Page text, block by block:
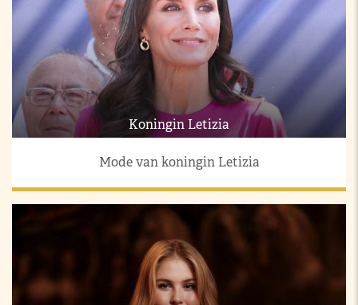
Koningin Letizia
Mode van koningin Letizia